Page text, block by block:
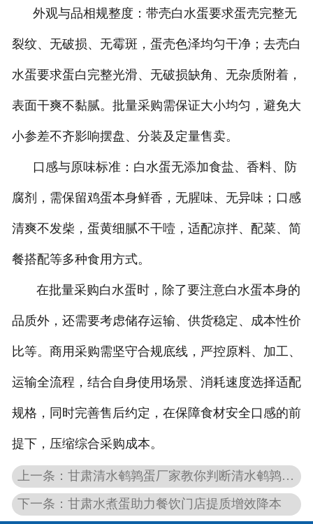
外观与品相规整度：带壳白水蛋要求蛋壳完整无
裂纹、无破损、无霉斑，蛋壳色泽均匀干净；去壳白
水蛋要求蛋白完整光滑、无破损缺角、无杂质附着，
表面干爽不黏腻。批量采购需保证大小均匀，避免大
小参差不齐影响摆盘、分装及定量售卖。
口感与原味标准：白水蛋无添加食盐、香料、防
腐剂，需保留鸡蛋本身鲜香，无腥味、无异味；口感
清爽不发柴，蛋黄细腻不干噎，适配凉拌、配菜、简
餐搭配等多种食用方式。
在批量采购白水蛋时，除了要注意白水蛋本身的
品质外，还需要考虑储存运输、供货稳定、成本性价
比等。商用采购需坚守合规底线，严控原料、加工、
运输全流程，结合自身使用场景、消耗速度选择适配
规格，同时完善售后约定，在保障食材安全口感的前
提下，压缩综合采购成本。
上一条：甘肃清水鹌鹑蛋厂家教你判断清水鹌鹑蛋的质量好坏
下一条：甘肃水煮蛋助力餐饮门店提质增效降本